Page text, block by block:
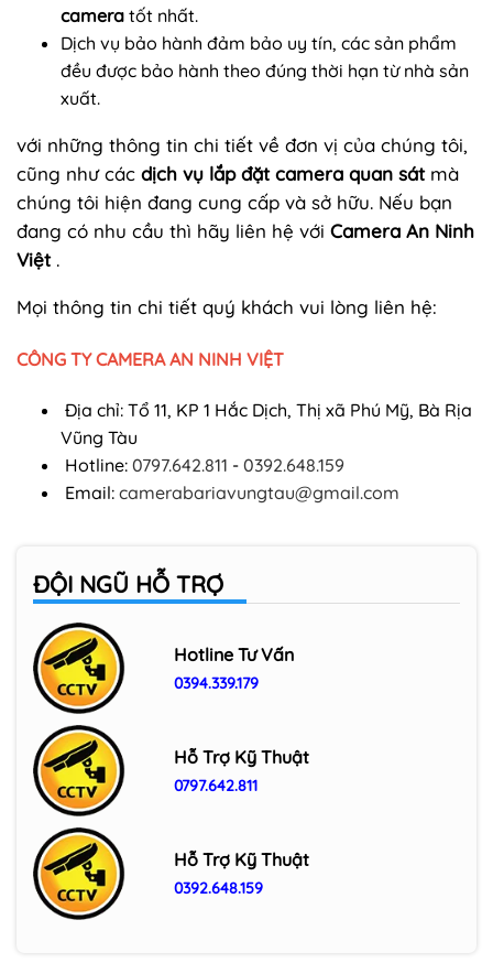
camera tốt nhất.
Dịch vụ bảo hành đảm bảo uy tín, các sản phẩm
đều được bảo hành theo đúng thời hạn từ nhà sản
xuất.
với những thông tin chi tiết về đơn vị của chúng tôi,
cũng như các dịch vụ lắp đặt camera quan sátmà
chúng tôi hiện đang cung cấp và sở hữu. Nếu bạn
đang có nhu cầu thì hãy liên hệ với Camera An Ninh
Việt.
Mọi thông tin chi tiết quý khách vui lòng liên hệ:
CÔNG TY CAMERA AN NINH VIỆT
Địa chỉ: Tổ 11, KP 1 Hắc Dịch, Thị xã Phú Mỹ, Bà Rịa
Vũng Tàu
Hotline: 0797.642.811 - 0392.648.159
Email: camerabariavungtau@gmail.com
ĐỘI NGŨ HỖ TRỢ
Hotline Tư Vấn
0394.339.179
Hỗ Trợ Kỹ Thuật
0797.642.811
Hỗ Trợ Kỹ Thuật
0392.648.159